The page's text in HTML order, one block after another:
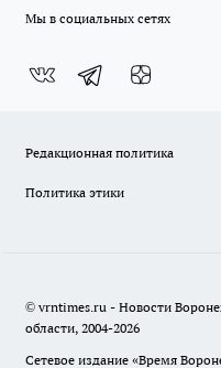
Мы в социальных сетях
Редакционная политика
Политика этики
© vrntimes.ru - Новости
области, 2004-2026
Сетевое издание «Время